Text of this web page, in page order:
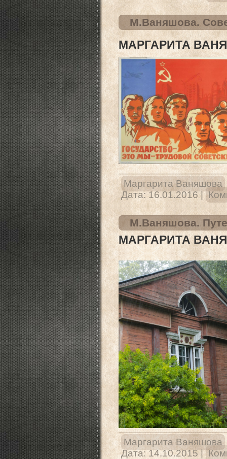
М.Ваняшова.
МАРГАРИТА
Маргарита Ваняшова
Дата: 16.01.2016 |
М.Ваняшова.
МАРГАРИТА
Маргарита Ваняшова
Дата: 14.10.2015 |